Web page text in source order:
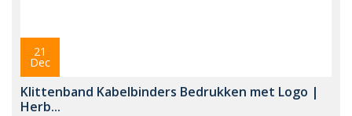
21
Dec
Klittenband Kabelbinders Bedrukken met Logo |
Herb...